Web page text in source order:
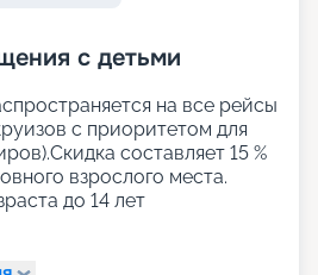
с детьми
на все рейсы
с приоритетом для
составляет 15 %
взрослого места.
до 14 лет